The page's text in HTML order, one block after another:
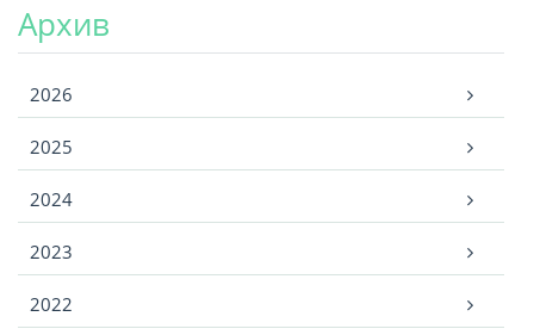
Архив
2026
2025
2024
2023
2022